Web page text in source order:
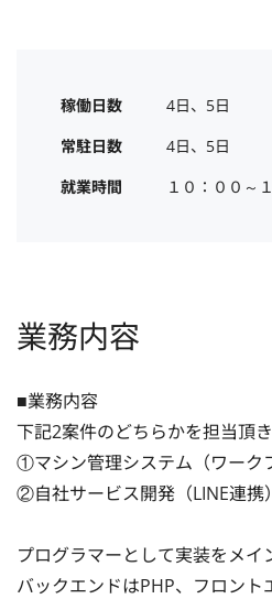
稼働日数
4日、5日
常駐日数
4日、5日
就業時間
１０：００～
業務内容
■業務内容
下記2案件のどちらかを担当頂き
①マシン管理システム（ワーク
②自社サービス開発（LINE連携
プログラマーとして実装をメイ
バックエンドはPHP、フロン